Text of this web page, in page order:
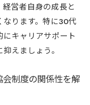
営者自身の成長と
ります。特に30代
キャリアサポート
えましょう。
制度の関係性を解